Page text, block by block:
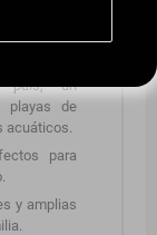
un
playas de
acuáticos.
para
y amplias